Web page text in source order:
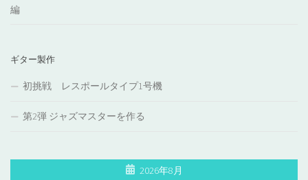
編
ギター製作
初挑戦 レスポールタイプ1号機
第2弾 ジャズマスターを作る
2026年8月